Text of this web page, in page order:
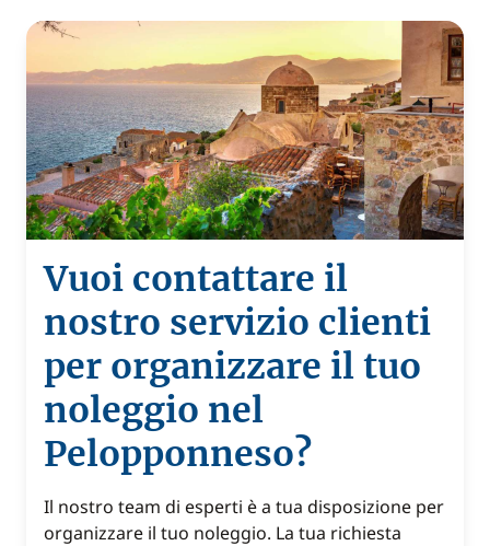
Vuoi contattare il
nostro servizio clienti
per organizzare il tuo
noleggio nel
Pelopponneso?
Il nostro team di esperti è a tua disposizione per
organizzare il tuo noleggio. La tua richiesta